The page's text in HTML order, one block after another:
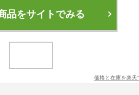
品をサイトでみる
価格と在庫を楽天